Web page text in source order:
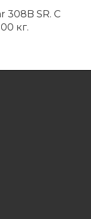
308B SR. С
кг.